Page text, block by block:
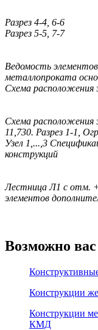
Разрез 4-4, 6-6
Разрез 5-5, 7-7
Ведомость
металлопроката
Схема
Схема расположения
11,730. Разрез 1-1,
Узел 1,...,3
конструкций
Лестница Л1 с отм.
элементов
Возможно вас
Конструкции
Конструкции
КМД